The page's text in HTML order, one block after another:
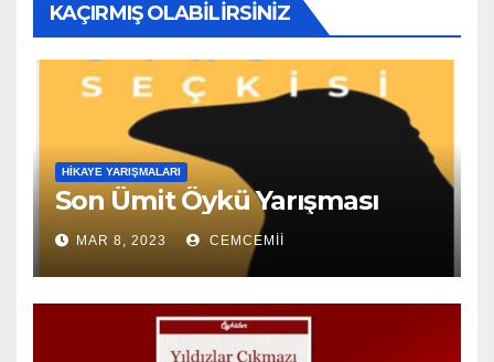
KAÇIRMIŞ OLABILIRSINIZ
HIKAYE YARIŞMALARI
Son Ümit Öykü Yarışması
MAR 8, 2023 CEMCEMII